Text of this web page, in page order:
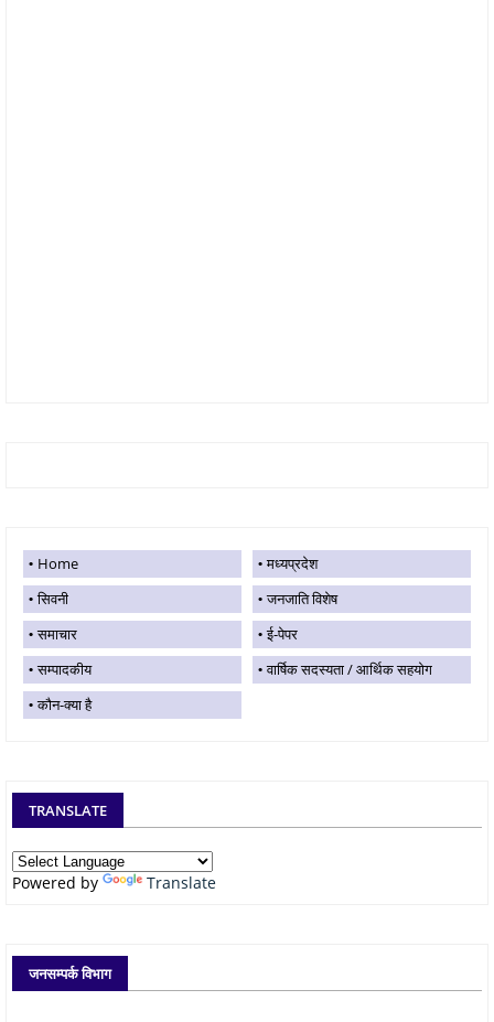
Home
मध्यप्रदेश
सिवनी
जनजाति विशेष
समाचार
ई-पेपर
सम्पादकीय
वार्षिक सदस्यता / आर्थिक सहयोग
कौन-क्या है
TRANSLATE
Powered by Translate
जनसम्पर्क विभाग